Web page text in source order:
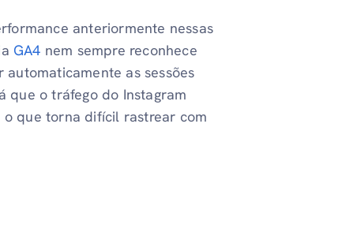
anteriormente nessas
GA4 nem sempre reconhece
as sessões
que o tráfego do Instagram
o que torna difícil rastrear com